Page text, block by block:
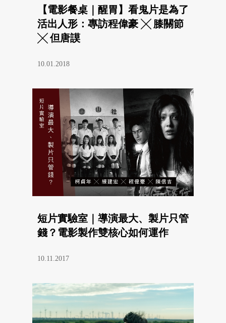
【電影餐桌｜醒胃】看鬼片是為了
活出人形：專訪程偉豪 ╳ 膝關節
╳ 但唐謨
10.01.2018
短片實驗室｜導演最大、製片只管
錢？電影製作雙核心如何運作
10.11.2017